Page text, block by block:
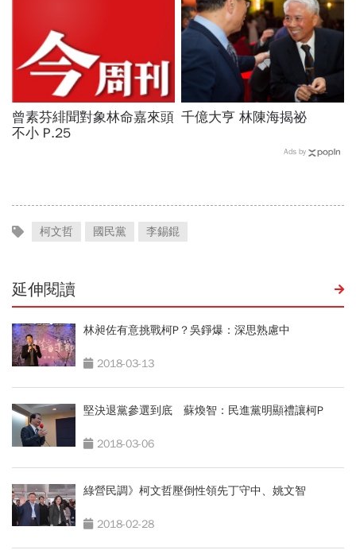
曾素芬緋聞對象林命嘉來頭
不小 P.25
千億大亨 林陳海揭祕
Ads by
柯文哲 國民黨 李錫錕
延伸閱讀
林昶佐有意挑戰柯P？吳錚爆：深思熟慮中
2018-03-13
堅決退黨參選到底 蘇煥智：民進黨明顯禮讓柯P
2018-03-06
綠營民調》柯文哲壓倒性領先丁守中、姚文智
2018-02-28